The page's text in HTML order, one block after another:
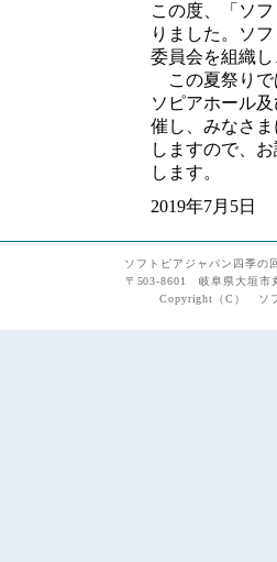
この度、「ソ
りました。ソ
委員会を組織
この夏祭りで
ソピアホール
催し、みなさ
しますので、
します。
2019年7月5日
ソフトピアジャパン四季の
〒503-8601 岐阜県大垣市
Copyright（C） ソ